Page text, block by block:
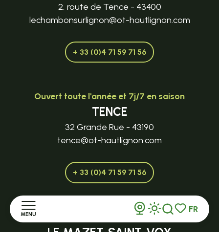
MENU
Voir les
Recherche
FR
2, route de Tence - 43400
lechambonsurlignon@ot-hautlignon.com
+ 33 (0)4 71 59 71 56
Ouvert toute l'année et 7j/7 en saison
TENCE
32 Grande Rue - 43190
tence@ot-hautlignon.com
+ 33 (0)4 71 59 71 56
Ouvert en saison
LE MAZET-SAINT-VOY